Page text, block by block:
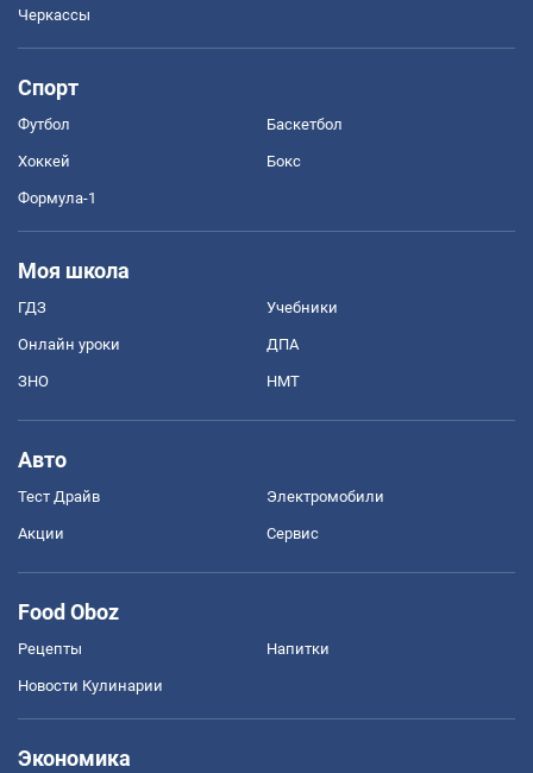
Черкассы
Спорт
Футбол Баскетбол
Хоккей Бокс
Формула-1
Моя школа
ГДЗ Учебники
Онлайн уроки ДПА
ЗНО НМТ
Авто
Тест Драйв Электромобили
Акции Сервис
Food Oboz
Рецепты Напитки
Новости Кулинарии
Экономика